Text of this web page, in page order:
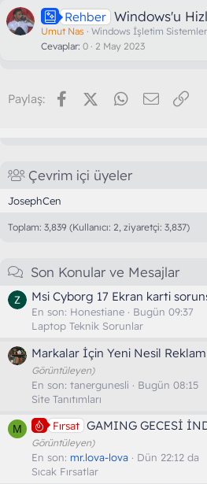
Rehber Windows'u
Umut Nas Windows İşletim
Cevaplar 0 2 May 2023
Paylaş: FacebookX (Twitter)WhatsApp
E-posta
Çevrim içi üyeler
JosephCen
Toplam: 3,839 (Kullanıcı: 2, ziyaretçi: 3,837)
Son Konular ve Mesajlar
Msi Cyborg 17 Ekran karti
En son: Honestiane
Bugün 09:37
Laptop Teknik Sorunlar
Markalar İçin Yeni Nesil Reklam
Görüntüleyen)
En son: tanergunesli
Bugün 08:15
Site Tanıtımları
M Fırsat GAMING GECESİ
Görüntüleyen)
En son: mr.lova-lova
Dün 22:12 da
Sıcak Fırsatlar